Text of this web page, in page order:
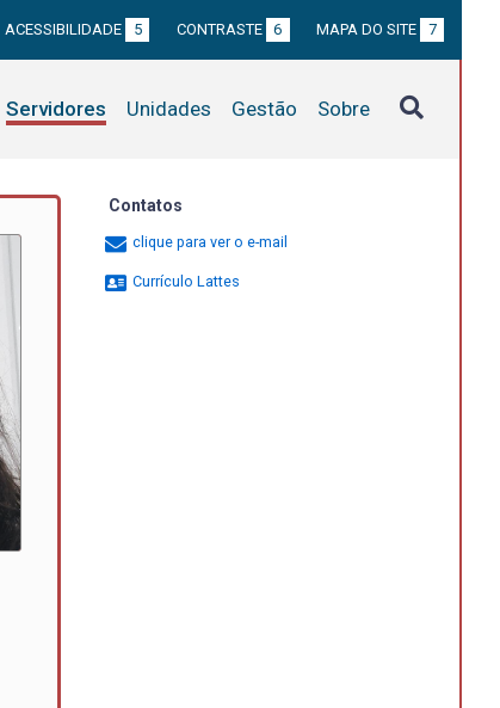
ACESSIBILIDADE 5 CONTRASTE 6 MAPA DO SITE 7
Servidores Unidades Gestão Sobre
Contatos
clique para ver o e-mail
Currículo Lattes